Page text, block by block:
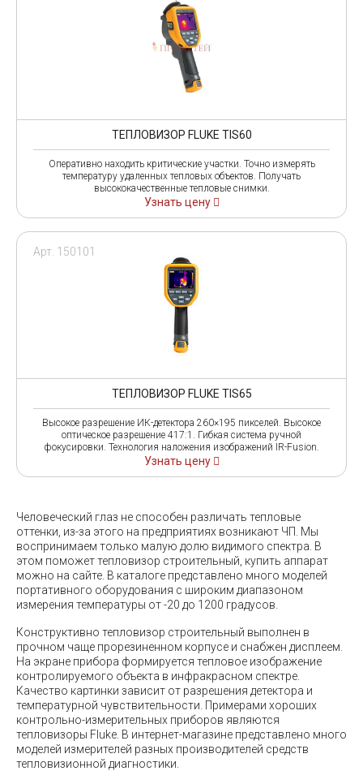
ТЕПЛОВИЗОР FLUKE TIS60
Оперативно находить критические участки. Точно измерять
температуру удаленных тепловых объектов. Получать
высококачественные тепловые снимки.
Узнать цену
Арт. 150101
ТЕПЛОВИЗОР FLUKE TIS65
Высокое разрешение ИК-детектора 260×195 пикселей. Высокое
оптическое разрешение 417:1. Гибкая система ручной
фокусировки. Технология наложения изображений IR-Fusion.
Узнать цену
Человеческий глаз не способен различать тепловые
оттенки, из-за этого на предприятиях возникают ЧП. Мы
воспринимаем только малую долю видимого спектра. В
этом поможет тепловизор строительный, купить аппарат
можно на сайте. В каталоге представлено много моделей
портативного оборудования с широким диапазоном
измерения температуры от -20 до 1200 градусов.
Конструктивно тепловизор строительный выполнен в
прочном чаще прорезиненном корпусе и снабжен дисплеем.
На экране прибора формируется тепловое изображение
контролируемого объекта в инфракрасном спектре.
Качество картинки зависит от разрешения детектора и
температурной чувствительности. Примерами хороших
контрольно-измерительных приборов являются
тепловизоры Fluke. В интернет-магазине представлено много
моделей измерителей разных производителей средств
тепловизионной диагностики.